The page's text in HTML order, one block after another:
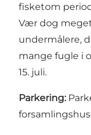
fisketom
Vær dog
undermålere,
mange fugle i
15. juli.
Parkering: